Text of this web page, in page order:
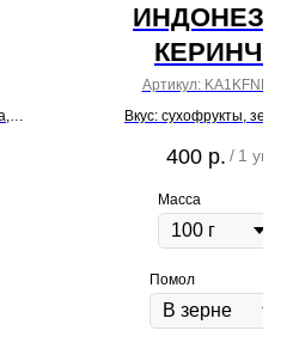
КЕРИНЧИ
Артикул:
Вкус: сухофрукты,
400 р. / 1 уп
Масса
Помол